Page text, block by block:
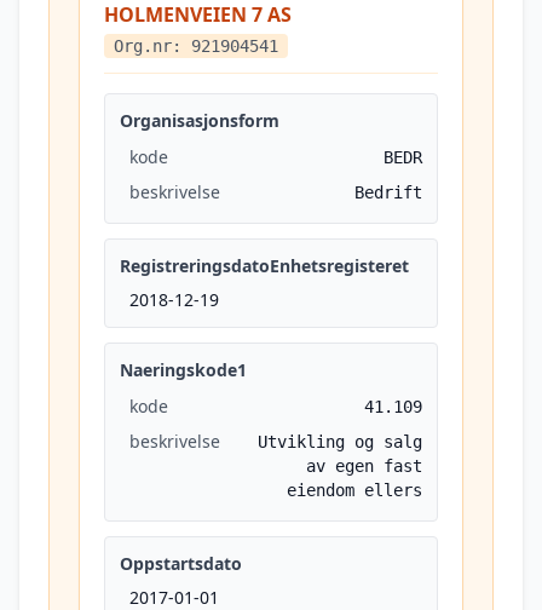
HOLMENVEIEN 7 AS
Org.nr: 921904541
Organisasjonsform
kode
BEDR
beskrivelse Bedrift
RegistreringsdatoEnhetsregisteret
2018-12-19
Naeringskode1
kode
41.109
beskrivelse
Utvikling og salg
av egen fast
eiendom ellers
Oppstartsdato
2017-01-01